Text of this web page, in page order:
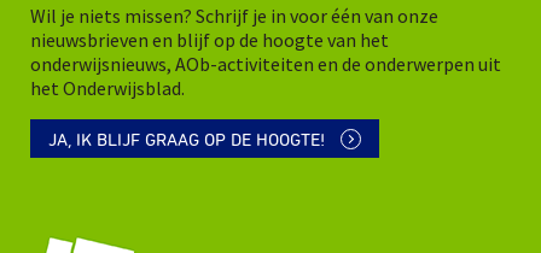
Wil je niets missen? Schrijf je in voor één van onze
nieuwsbrieven en blijf op de hoogte van het
onderwijsnieuws, AOb-activiteiten en de onderwerpen uit
het Onderwijsblad.
JA, IK BLIJF GRAAG OP DE HOOGTE!